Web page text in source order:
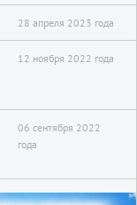
28 апреля 2023 года
12 ноября 2022 года
06 сентября 2022
года